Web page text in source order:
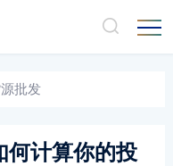
批发
何计算你的投